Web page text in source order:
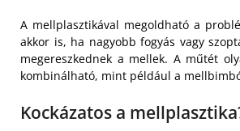
A mellplasztikával megoldható a
akkor is, ha nagyobb fogyás vagy
megereszkednek a mellek. A műtét
kombinálható, mint például a
Kockázatos a